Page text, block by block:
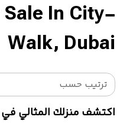
In City-
Walk, Dubai
ترتيب حسب
اكتشف منزلك المثالي